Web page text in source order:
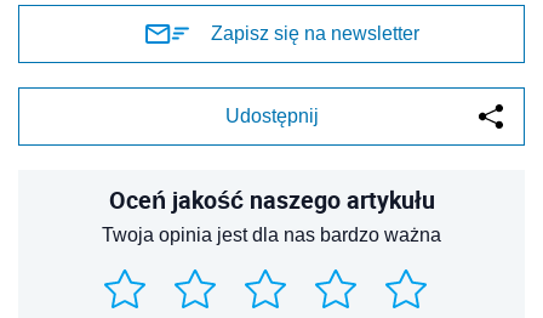
Zapisz się na newsletter
Udostępnij
Oceń jakość naszego artykułu
Twoja opinia jest dla nas bardzo ważna